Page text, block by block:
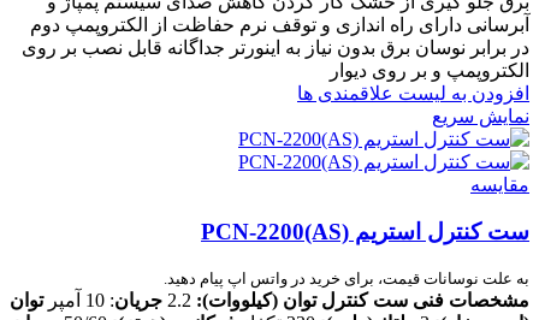
آبرسانی دارای راه اندازی و توقف نرم حفاظت از الکتروپمپ دوم
در برابر نوسان برق بدون نیاز به اینورتر جداگانه قابل نصب بر روی
الکتروپمپ و بر روی دیوار
افزودن به لیست علاقمندی ها
نمایش سریع
مقایسه
ست کنترل استریم PCN-2200(AS)
به علت نوسانات قیمت، برای خرید در واتس اپ پیام دهید.
مشخصات فنی ست کنترل توان (کیلووات): جریان: 10 آمپر
توان